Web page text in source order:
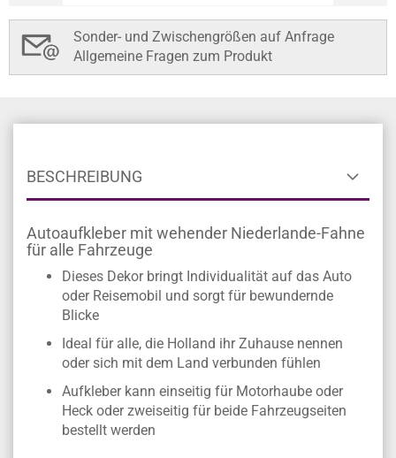
Sonder- und Zwischengrößen auf Anfrage
Allgemeine Fragen zum Produkt
BESCHREIBUNG
Autoaufkleber mit wehender Niederlande-Fahne
für alle Fahrzeuge
Dieses Dekor bringt Individualität auf das Auto
oder Reisemobil und sorgt für bewundernde
Blicke
Ideal für alle, die Holland ihr Zuhause nennen
oder sich mit dem Land verbunden fühlen
Aufkleber kann einseitig für Motorhaube oder
Heck oder zweiseitig für beide Fahrzeugseiten
bestellt werden